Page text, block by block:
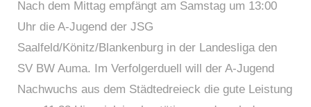
Nach dem Mittag empfängt am Samstag um 13:00
Uhr die A-Jugend der JSG
Saalfeld/Könitz/Blankenburg in der Landesliga den
SV BW Auma. Im Verfolgerduell will der A-Jugend
Nachwuchs aus dem Städtedreieck die gute Leistung